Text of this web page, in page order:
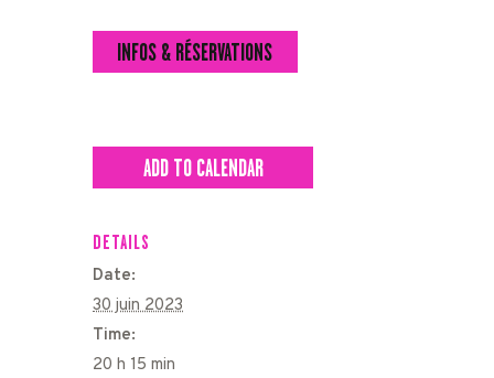
INFOS & RÉSERVATIONS
ADD TO CALENDAR
DETAILS
Date:
30 juin 2023
Time:
20 h 15 min